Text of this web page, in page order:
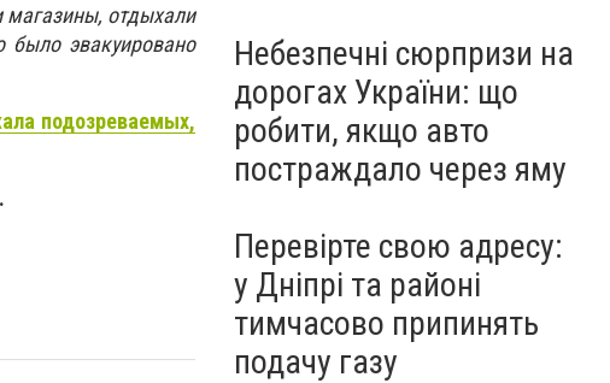
отдыхали
было эвакуировано
подозреваемых,
.
Небезпечні сюрпризи на
дорогах України: що
робити, якщо авто
постраждало через яму
Перевірте свою адресу:
у Дніпрі та районі
тимчасово припинять
подачу газу